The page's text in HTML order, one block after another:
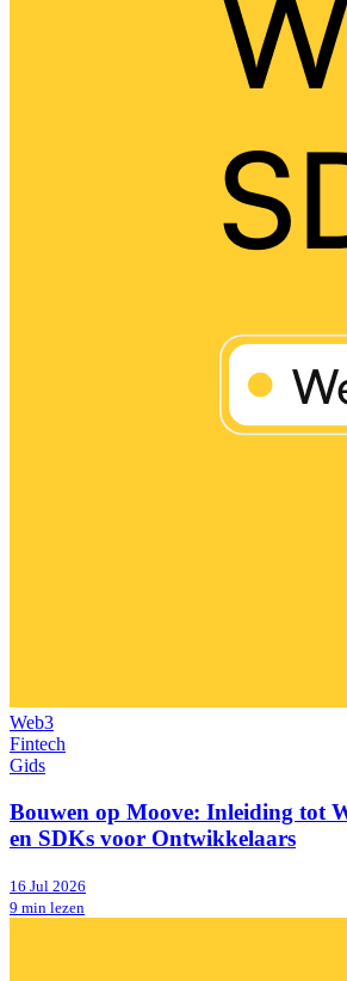
Web3
Fintech
Gids
Bouwen op Moove: Inleiding tot
en SDKs voor Ontwikkelaars
16 Jul 2026
9 min lezen